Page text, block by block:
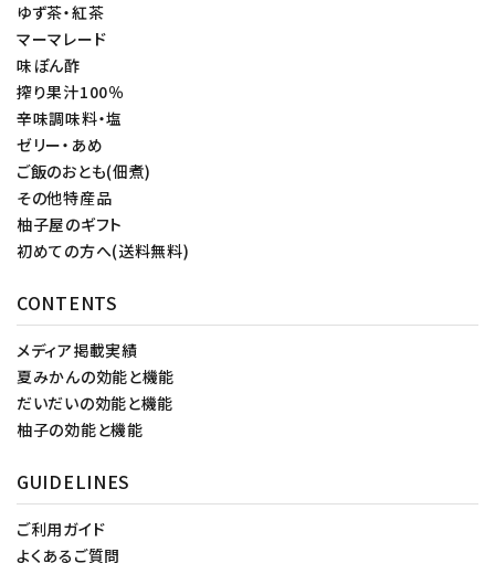
ゆず茶・紅茶
マーマレード
味ぽん酢
搾り果汁100％
辛味調味料・塩
ゼリー・あめ
ご飯のおとも(佃煮)
その他特産品
柚子屋のギフト
初めての方へ(送料無料)
CONTENTS
メディア掲載実績
夏みかんの効能と機能
だいだいの効能と機能
柚子の効能と機能
GUIDELINES
ご利用ガイド
よくあるご質問